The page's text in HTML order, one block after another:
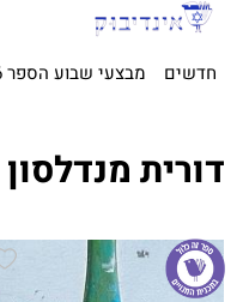
חדשים מבצעי שבוע הספר 2026
דורית מנדלסון